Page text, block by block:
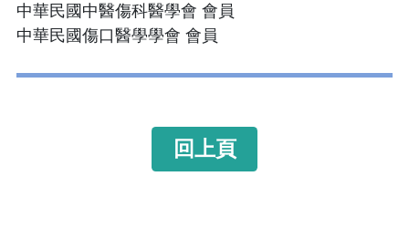
中華民國中醫傷科醫學會 會員
中華民國傷口醫學學會 會員
回上頁